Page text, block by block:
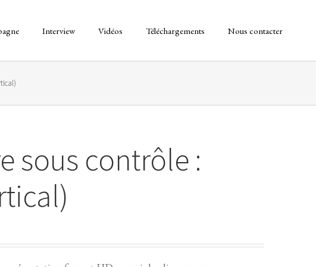
Interview Vidéos Téléchargements Nous contacter
sous contrôle :